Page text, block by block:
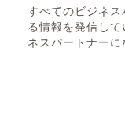
すべてのビジネ
る情報を発信し
ネスパートナーに